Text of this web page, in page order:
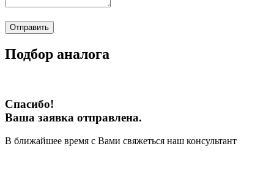
Отправить
Подбор аналога
Спасибо!
Ваша заявка отправлена.
В ближайшее время с Вами свяжеться наш консультант